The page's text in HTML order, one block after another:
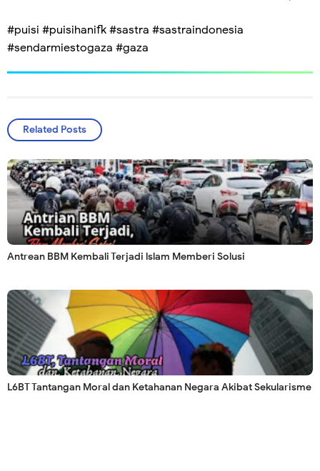
#puisi #puisihanifk #sastra #sastraindonesia
#sendarmiestogaza #gaza
Related Posts
Antrean BBM Kembali Terjadi lslam Memberi Solusi
L6BT Tantangan Moral dan Ketahanan Negara Akibat Sekularisme